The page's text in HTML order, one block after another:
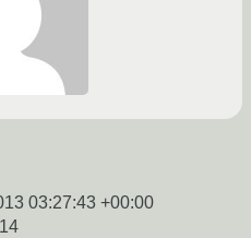
03:27:43 +00:00